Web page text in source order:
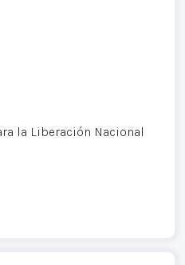
la Liberación Nacional